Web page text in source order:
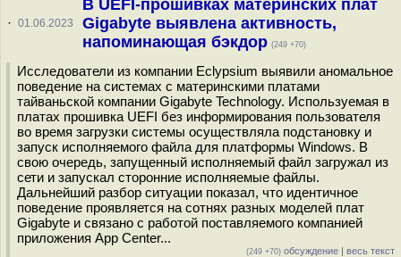
· 01.06.2023
В UEFI-прошивках материнских плат
Gigabyte выявлена активность,
напоминающая бэкдор (249 +70)
Исследователи из компании Eclypsium выявили аномальное
поведение на системах с материнскими платами
тайваньской компании Gigabyte Technology. Используемая в
платах прошивка UEFI без информирования пользователя
во время загрузки системы осуществляла подстановку и
запуск исполняемого файла для платформы Windows. В
свою очередь, запущенный исполняемый файл загружал из
сети и запускал сторонние исполняемые файлы.
Дальнейший разбор ситуации показал, что идентичное
поведение проявляется на сотнях разных моделей плат
Gigabyte и связано с работой поставляемого компанией
приложения App Сenter...
(249 +70) обсуждение | весь текст